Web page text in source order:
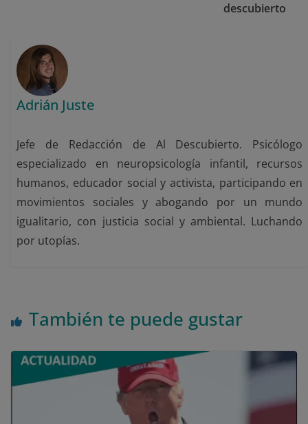
descubierto
Adrián Juste
Jefe de Redacción de Al Descubierto. Psicólogo
especializado en neuropsicología infantil, recursos
humanos, educador social y activista, participando en
movimientos sociales y abogando por un mundo
igualitario, con justicia social y ambiental. Luchando
por utopías.
También te puede gustar